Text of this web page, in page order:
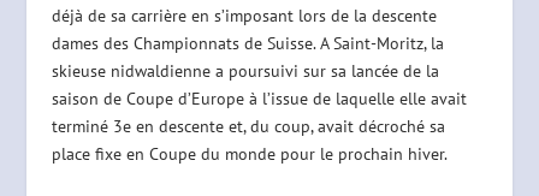
déjà de sa carrière en s’imposant lors de la descente
dames des Championnats de Suisse. A Saint-Moritz, la
skieuse nidwaldienne a poursuivi sur sa lancée de la
saison de Coupe d’Europe à l’issue de laquelle elle avait
terminé 3e en descente et, du coup, avait décroché sa
place fixe en Coupe du monde pour le prochain hiver.